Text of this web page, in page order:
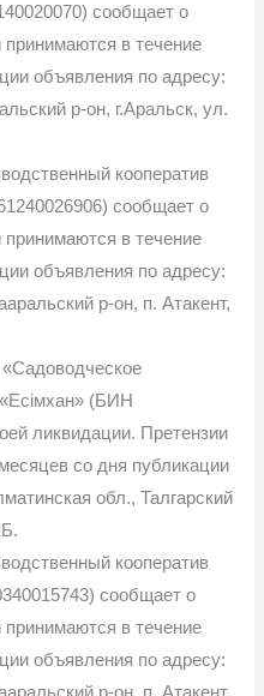
сообщает о
в течение
объявления по адресу:
р-он, г.Аральск, ул.
кооператив
сообщает о
в течение
объявления по адресу:
р-он, п. Атакент,
«Садоводческое
(БИН
ликвидации. Претензии
со дня публикации
обл., Талгарский
кооператив
сообщает о
в течение
объявления по адресу: